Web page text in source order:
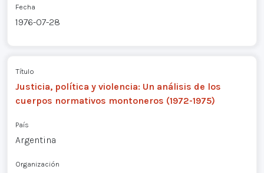
Fecha
1976-07-28
Título
Justicia, política y violencia: Un análisis de los
cuerpos normativos montoneros (1972-1975)
País
Argentina
Organización